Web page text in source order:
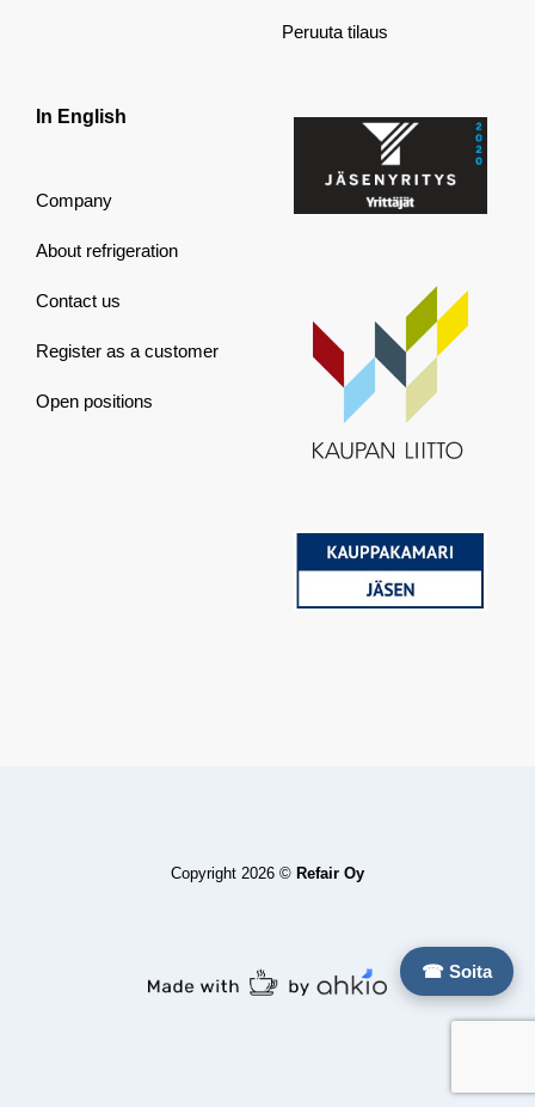
Peruuta tilaus
In English
Company
About refrigeration
Contact us
Register as a customer
Open positions
☎ Soita
Copyright 2026 © Refair Oy